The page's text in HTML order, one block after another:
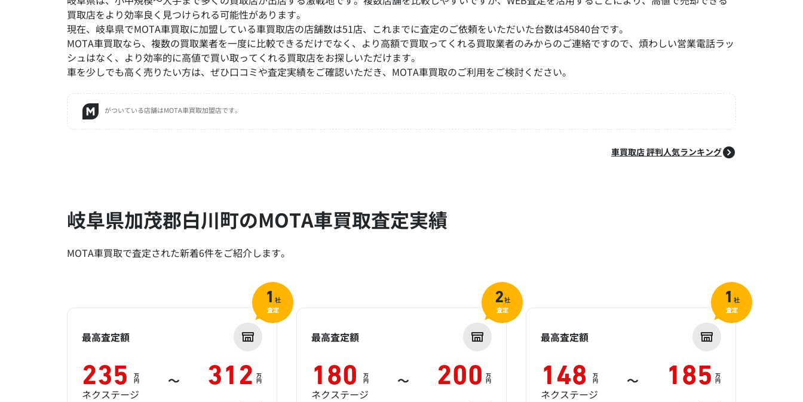
買取店をより効率良く見つけられる可能性があります。
現在、岐阜県でMOTA車買取に加盟している車買取店の店舗数は51店、これまでに査定のご依頼をいただいた台数は45840台です。
MOTA車買取なら、複数の買取業者を一度に比較できるだけでなく、より高額で買取ってくれる買取業者のみからのご連絡ですので、煩わしい営業電話ラッ
シュはなく、より効率的に高値で買い取ってくれる買取店をお探しいただけます。
車を少しでも高く売りたい方は、ぜひ口コミや査定実績をご確認いただき、MOTA車買取のご利用をご検討ください。
がついている店舗はMOTA車買取加盟店です。
車買取店 評判人気ランキング
岐阜県加茂郡白川町のMOTA車買取査定実績
MOTA車買取で査定された新着6件をご紹介します。
最高査定額
235 万
円 ～ 312 万
円
ネクステージ
1 社
査定
最高査定額
180 万
円 ～ 200 万
円
ネクステージ
2社
査定
最高査定額
148 万
円 ～ 185 万
円
ネクステージ
1 社
査定